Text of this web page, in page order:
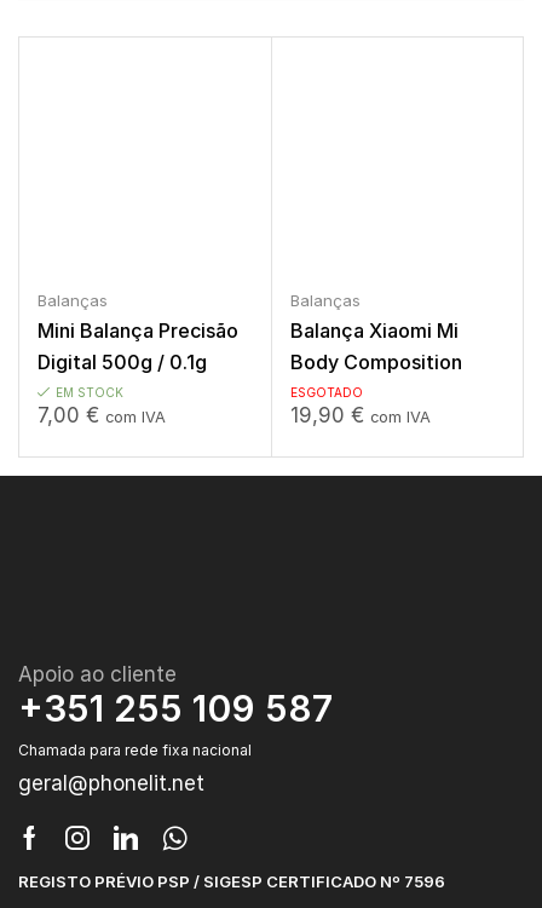
Balanças
Mini Balança Precisão
Digital 500g / 0.1g
EM STOCK
7,00 € com IVA
Balanças
Balança Xiaomi Mi
Body Composition
Scale 2
ESGOTADO
19,90 € com IVA
Apoio ao cliente
+351 255 109 587
Chamada para rede fixa nacional
geral@phonelit.net
REGISTO PRÉVIO PSP / SIGESP CERTIFICADO Nº 7596